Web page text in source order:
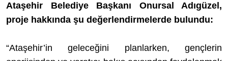
Ataşehir Belediye Başkanı Onursal Adıgüzel,
proje hakkında şu değerlendirmelerde bulundu:
“Ataşehir’in geleceğini planlarken, gençlerin